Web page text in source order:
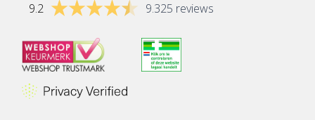
9.2 9.325 reviews